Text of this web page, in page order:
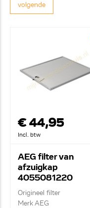
volgende
€ 44,95
Incl. btw
AEG filter van
afzuigkap
4055081220
Origineel filter
Merk AEG